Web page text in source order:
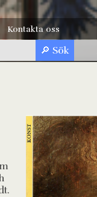
Kontakta oss